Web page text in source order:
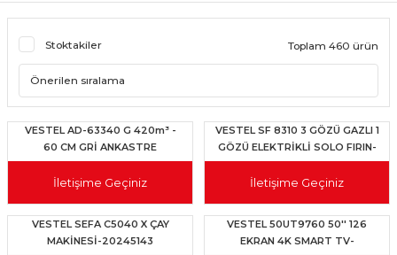
Stoktakiler Toplam 460 ürün
VESTEL AD-63340 G 420m³ -
60 CM GRİ ANKASTRE
DAVLUMBAZ-20268167
İletişime Geçiniz
VESTEL SF 8310 3 GÖZÜ GAZLI 1
GÖZÜ ELEKTRİKLİ SOLO FIRIN-
20265468
İletişime Geçiniz
VESTEL SEFA C5040 X ÇAY
MAKİNESİ-20245143
VESTEL 50UT9760 50'' 126
EKRAN 4K SMART TV-